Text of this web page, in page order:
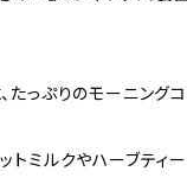
たっぷりのモーニング
トミルクやハーブティ